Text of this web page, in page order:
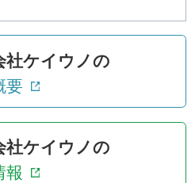
社ケイウノの
要
社ケイウノの
報